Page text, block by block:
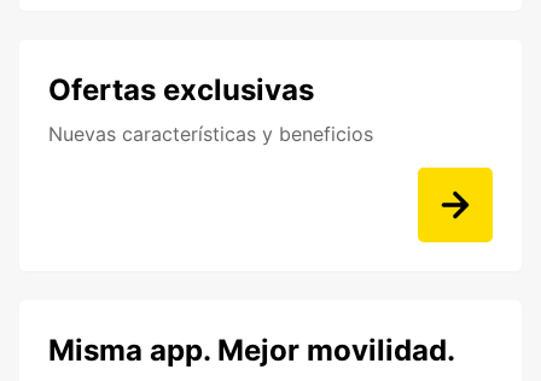
Ofertas exclusivas
Nuevas características y beneficios
Misma app. Mejor movilidad.